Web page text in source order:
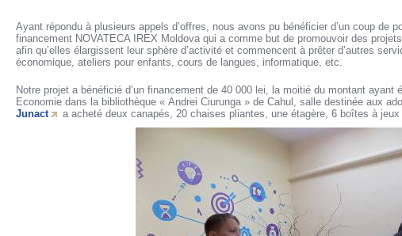
Ayant répondu à plusieurs appels d’offres, nous avons pu bénéficier d’un coup de
financement NOVATECA IREX Moldova qui a comme but de promouvoir des
afin qu’elles élargissent leur sphère d’activité et commencent à prêter d’autres
économique, ateliers pour enfants, cours de langues, informatique, etc.
Notre projet a bénéficié d’un financement de 40 000 lei, la moitié du montant ayant
Economie dans la bibliothèque « Andrei Ciurunga » de Cahul, salle destinée aux
Junact
a acheté deux canapés, 20 chaises pliantes, une étagère, 6 boîtes à